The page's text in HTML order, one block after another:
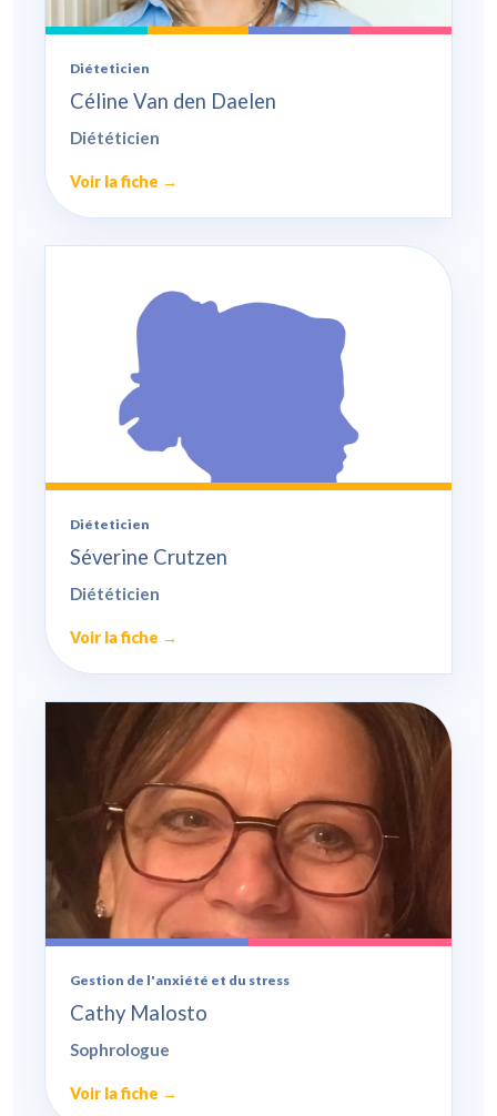
Diéteticien
Céline Van den Daelen
Diététicien
Voir la fiche →
Diéteticien
Séverine Crutzen
Diététicien
Voir la fiche →
Gestion de l'anxiété et du stress
Cathy Malosto
Sophrologue
Voir la fiche →